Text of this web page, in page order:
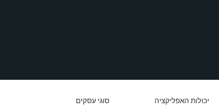
יכולות האפליקציה סוגי עסקים